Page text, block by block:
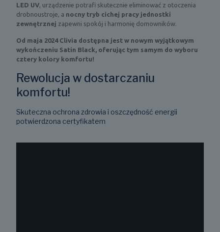
LED UV, urządzenie potrafi skutecznie eliminować z otoczenia
drobnoustroje, a nocny tryb cichej pracy jednostki
zewnętrznej zapewni spokój i harmonię domowników.
Od maja 2024 Clivia dostępna jest w nowym wyjątkowym
wykończeniu Satin Black, oferując tym samym do wyboru
cztery kolory komfortu!
Rewolucja w dostarczaniu
komfortu!
Skuteczna ochrona zdrowia i oszczędność energii
potwierdzona certyfikatem